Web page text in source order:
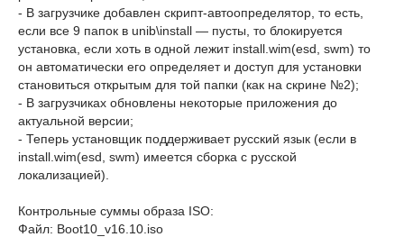
- В загрузчике добавлен скрипт-автоопределятор, то есть,
если все 9 папок в unib\install — пусты, то блокируется
установка, если хоть в одной лежит install.wim(esd, swm) то
он автоматически его определяет и доступ для установки
становиться открытым для той папки (как на скрине №2);
- В загрузчиках обновлены некоторые приложения до
актуальной версии;
- Теперь установщик поддерживает русский язык (если в
install.wim(esd, swm) имеется сборка с русской
локализацией).
Контрольные суммы образа ISO:
Файл: Boot10_v16.10.iso